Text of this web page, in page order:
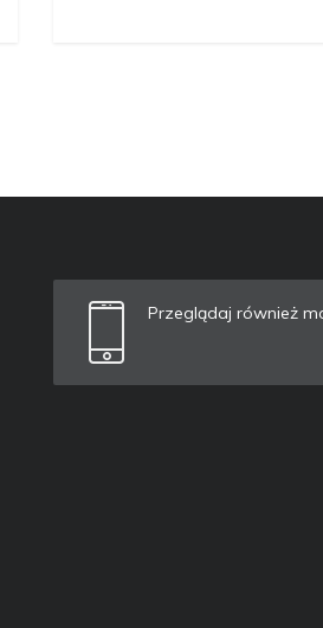
Przeglądaj również